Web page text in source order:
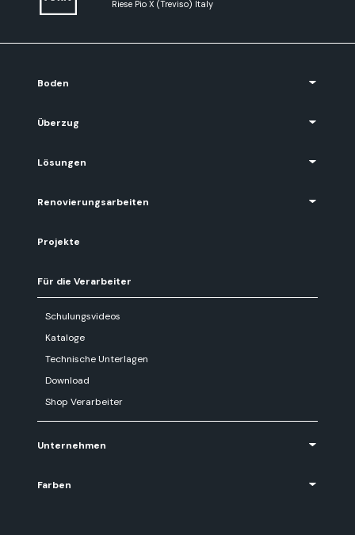
Riese Pio X (Treviso) Italy
Boden
Überzug
Lösungen
Renovierungsarbeiten
Projekte
Für die Verarbeiter
Schulungsvideos
Kataloge
Technische Unterlagen
Download
Shop Verarbeiter
Unternehmen
Farben